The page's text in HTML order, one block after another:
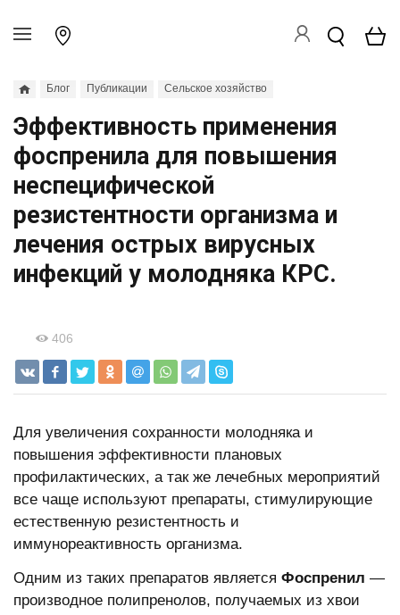
Блог Публикации Сельское хозяйство
Эффективность применения
фоспренила для повышения
неспецифической
резистентности организма и
лечения острых вирусных
инфекций у молодняка КРС.
406
Для увеличения сохранности молодняка и
повышения эффективности плановых
профилактических, а так же лечебных мероприятий
все чаще используют препараты, стимулирующие
естественную резистентность и
иммунореактивность организма.
Одним из таких препаратов является Фоспренил —
производное полипренолов, получаемых из хвои